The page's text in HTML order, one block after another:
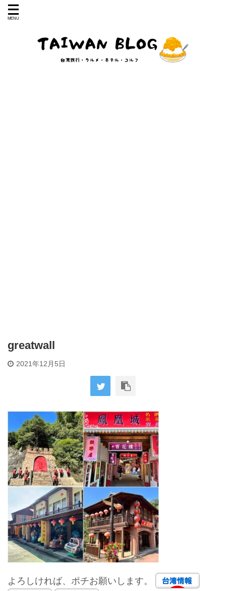
greatwall
2021年12月5日
よろしければ、ポチお願いします。